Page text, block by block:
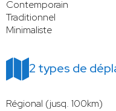
Contemporain
Traditionnel
Minimaliste
2 types de
Régional (jusq. 100km)